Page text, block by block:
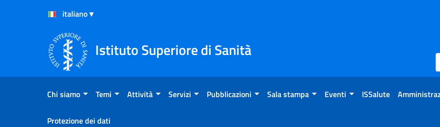
Salta al Contenuto
Salta al Footer
Istituto Superiore di Sanità
Chi siamo Temi Attività Servizi Pubblicazioni Sala stampa Eventi ISSalute
Protezione dei dati